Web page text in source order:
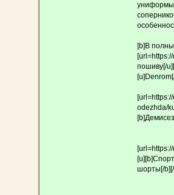
униформы
[b]В
пошиву[/
odezhda/
шорты[/